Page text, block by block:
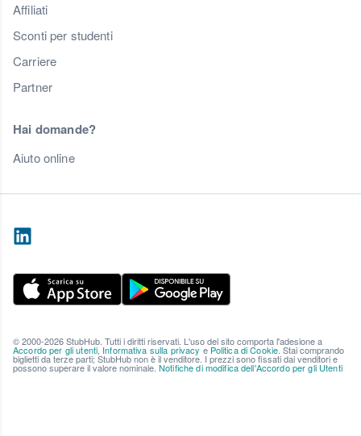
Affiliati
Sconti per studenti
Carriere
Partner
Hai domande?
Aiuto online
© 2000-2026 StubHub. Tutti i diritti riservati. L'uso del sito comporta l'adesione a
Accordo per gli utenti, Informativa sulla privacy e Politica di Cookie. Stai comprando
biglietti da terze parti; StubHub non è il venditore. I prezzi sono fissati dai venditori e
possono superare il valore nominale. Notifiche di modifica dell'Accordo per gli Utenti